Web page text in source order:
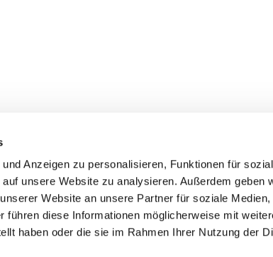
Anzeigen zu personalisieren, Funktionen für
unsere Website zu analysieren. Außerdem geben
Website an unsere Partner für soziale Medien,
führen diese Informationen möglicherweise mit
haben oder die sie im Rahmen Ihrer Nutzung der
Magdalena Oderland-